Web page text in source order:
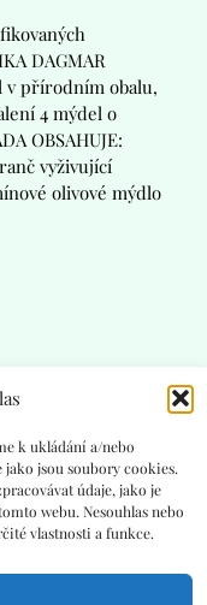
k ukládání a/nebo
jsou soubory cookies.
údaje, jako je
webu. Nesouhlas nebo
vlastnosti a funkce.
DAGMAR
v přírodním obalu,
4 mýdel o
OBSAHUJE:
vyživující
olivové mýdlo